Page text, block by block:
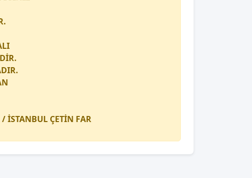
/ İSTANBUL ÇETİN FAR